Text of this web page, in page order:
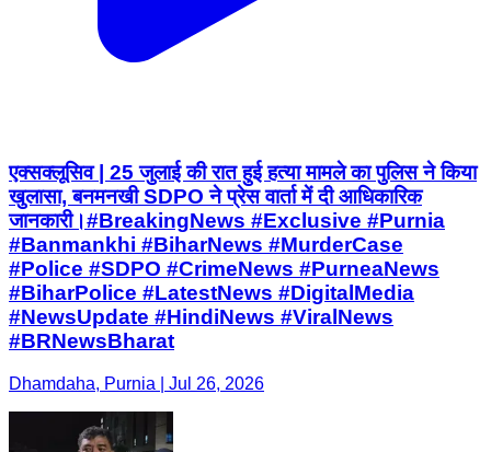
एक्सक्लूसिव | 25 जुलाई की रात हुई हत्या मामले का पुलिस ने किया
खुलासा, बनमनखी SDPO ने प्रेस वार्ता में दी आधिकारिक
जानकारी।#BreakingNews #Exclusive #Purnia
#Banmankhi #BiharNews #MurderCase
#Police #SDPO #CrimeNews #PurneaNews
#BiharPolice #LatestNews #DigitalMedia
#NewsUpdate #HindiNews #ViralNews
#BRNewsBharat
Dhamdaha, Purnia | Jul 26, 2026